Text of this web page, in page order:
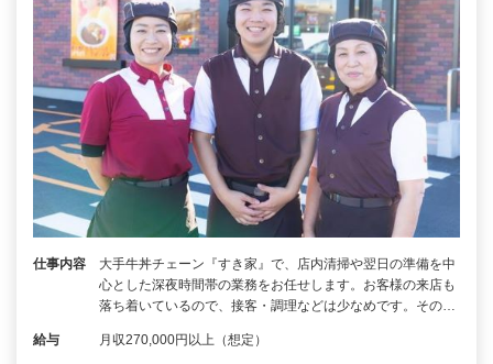
仕事内容
大手牛丼チェーン『すき家』で、店内清掃や翌日の準備を中
心とした深夜時間帯の業務をお任せします。お客様の来店も
落ち着いているので、接客・調理などは少なめです。その…
給与 月収270,000円以上（想定）